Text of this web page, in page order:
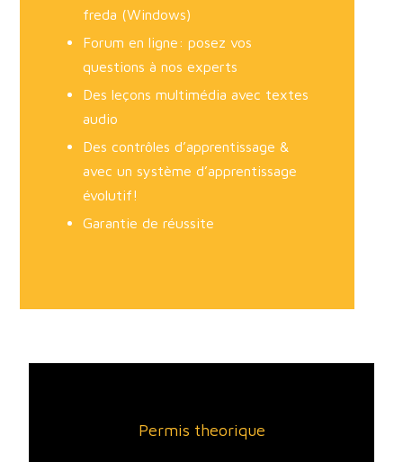
freda (Windows)
Forum en ligne: posez vos
questions à nos experts
Des leçons multimédia avec textes
audio
Des contrôles d’apprentissage &
avec un système d’apprentissage
évolutif!
Garantie de réussite
Permis theorique